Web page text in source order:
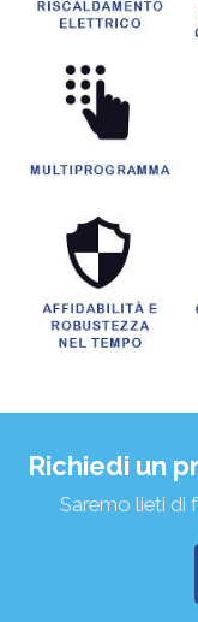
Richiedi un
Saremo lieti di